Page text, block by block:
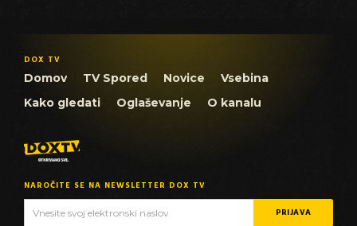
DOX TV
Domov TV Spored Novice
Vsebina
Kako gledati
Oglaševanje O kanalu
NAROČITE SE NA NEWSLETTER DOX TV